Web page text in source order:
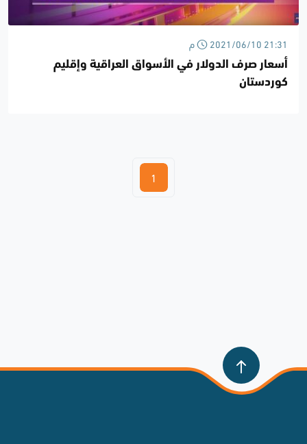
2021/06/10 21:31 م
أسعار صرف الدولار في الأسواق العراقية وإقليم
كوردستان
1